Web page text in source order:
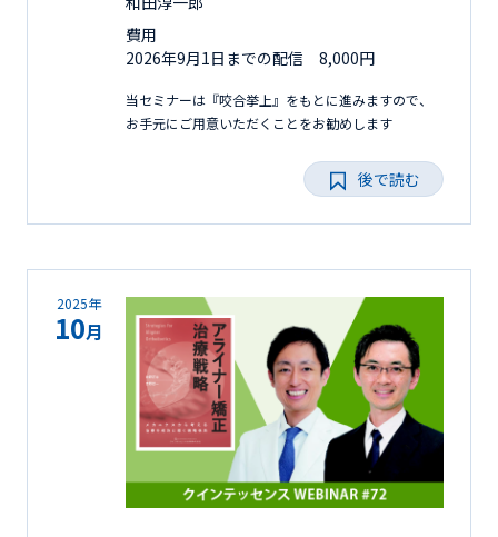
費用
2026年9月1日までの配信 8,000円
当セミナーは『咬合挙上』をもとに進みますので、
お手元にご用意いただくことをお勧めします
後で読む
2025年
10月